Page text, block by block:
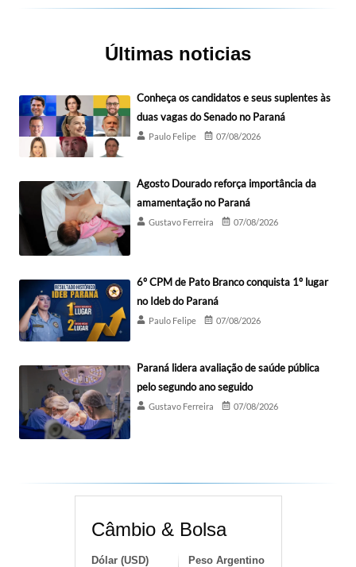
Últimas noticias
Conheça os candidatos e seus suplentes às
duas vagas do Senado no Paraná
Paulo Felipe 07/08/2026
Agosto Dourado reforça importância da
amamentação no Paraná
Gustavo Ferreira 07/08/2026
6º CPM de Pato Branco conquista 1º lugar
no Ideb do Paraná
Paulo Felipe 07/08/2026
Paraná lidera avaliação de saúde pública
pelo segundo ano seguido
Gustavo Ferreira 07/08/2026
Câmbio & Bolsa
Dólar (USD) Peso Argentino